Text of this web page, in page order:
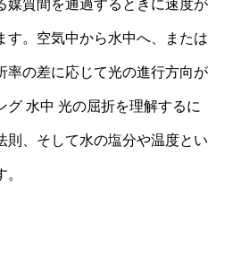
媒質間を通過するときに速度が
す。空気中から水中へ、または
率の差に応じて光の進行方向が
グ 水中 光の屈折を理解するに
則、そして水の塩分や温度とい